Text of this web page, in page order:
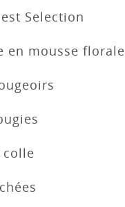
Selection
en mousse florale
colle